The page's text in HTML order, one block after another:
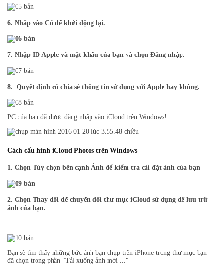
6. Nhấp vào Có để khởi động lại.
7. Nhập ID Apple và mật khẩu của bạn và chọn Đăng nhập.
8. Quyết định có chia sẻ thông tin sử dụng với Apple hay không.
PC của bạn đã được đăng nhập vào iCloud trên Windows!
Cách cấu hình iCloud Photos trên Windows
1. Chọn Tùy chọn bên cạnh Ảnh để kiểm tra cài đặt ảnh của bạn
2. Chọn Thay đổi để chuyển đổi thư mục iCloud sử dụng để lưu trữ
ảnh của bạn.
Bạn sẽ tìm thấy những bức ảnh bạn chụp trên iPhone trong thư mục bạn
đã chọn trong phần "Tải xuống ảnh mới ..."